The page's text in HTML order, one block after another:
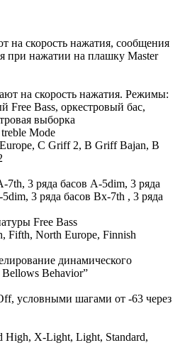
на скорость нажатия, сообщения
при нажатии на плашку Master
на скорость нажатия. Режимы:
Free Bass, оркестровый бас,
выборка
Mode
C Griff 2, B Griff Bajan, B
7th, 3 ряда басов A-5dim, 3 ряда
3 ряда басов Bx-7th , 3 ряда
Free Bass
Fifth, North Europe, Finnish
динамического
Behavior”
условными шагами от -63 через
High, X-Light, Light, Standard,